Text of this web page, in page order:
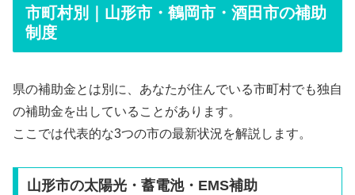
市町村別｜山形市・鶴岡市・酒田市の補助
制度
県の補助金とは別に、あなたが住んでいる市町村でも独自
の補助金を出していることがあります。
ここでは代表的な3つの市の最新状況を解説します。
山形市の太陽光・蓄電池・EMS補助